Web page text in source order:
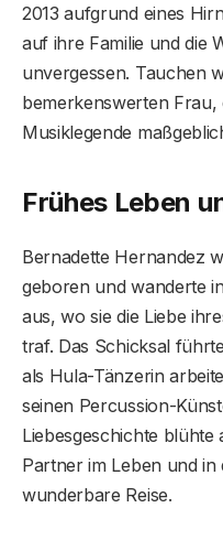
2013 aufgrund eines
auf ihre Familie und die
unvergessen. Tauchen
bemerkenswerten Frau,
Musiklegende
Frühes Leben
Bernadette Hernandez
geboren und wanderte
aus, wo sie die Liebe
traf. Das Schicksal
als Hula-Tänzerin
seinen Percussion-
Liebesgeschichte blühte
Partner im Leben und
wunderbare Reise.